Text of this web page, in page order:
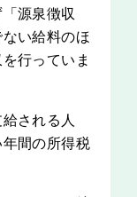
源泉徴収
い給料のほ
行っていま
される人
間の所得税